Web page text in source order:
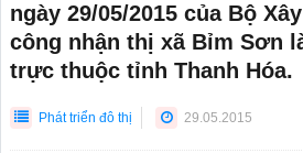
ngày 29/05/2015 của Bộ
công nhận thị xã Bỉm Sơn
trực thuộc tỉnh Thanh Hóa.
Phát triển đô thị 29.05.2015